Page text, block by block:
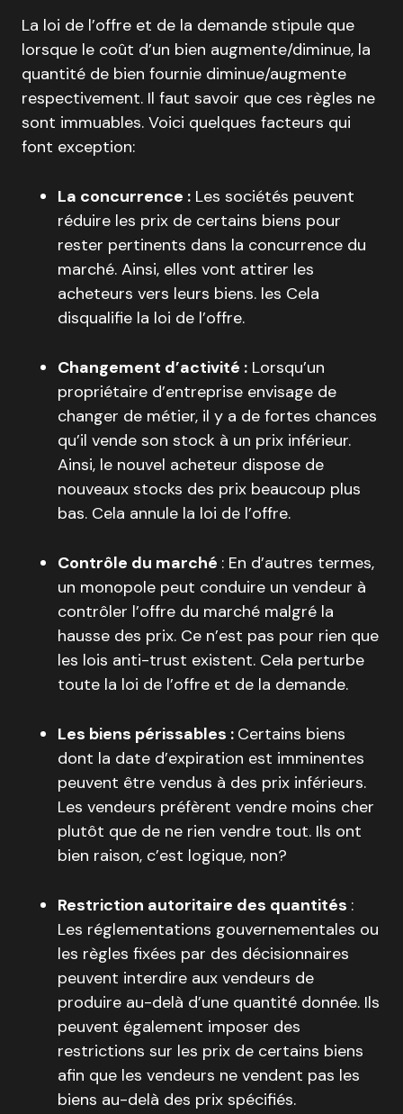
La loi de l’offre et de la demande stipule que
lorsque le coût d’un bien augmente/diminue, la
quantité de bien fournie diminue/augmente
respectivement. Il faut savoir que ces règles ne
sont immuables. Voici quelques facteurs qui
font exception:
La concurrence : Les sociétés peuvent
réduire les prix de certains biens pour
rester pertinents dans la concurrence du
marché. Ainsi, elles vont attirer les
acheteurs vers leurs biens. les Cela
disqualifie la loi de l’offre.
Changement d’activité : Lorsqu’un
propriétaire d’entreprise envisage de
changer de métier, il y a de fortes chances
qu’il vende son stock à un prix inférieur.
Ainsi, le nouvel acheteur dispose de
nouveaux stocks des prix beaucoup plus
bas. Cela annule la loi de l’offre.
Contrôle du marché : En d’autres termes,
un monopole peut conduire un vendeur à
contrôler l’offre du marché malgré la
hausse des prix. Ce n’est pas pour rien que
les lois anti-trust existent. Cela perturbe
toute la loi de l’offre et de la demande.
Les biens périssables : Certains biens
dont la date d’expiration est imminentes
peuvent être vendus à des prix inférieurs.
Les vendeurs préfèrent vendre moins cher
plutôt que de ne rien vendre tout. Ils ont
bien raison, c’est logique, non?
Restriction autoritaire des quantités :
Les réglementations gouvernementales ou
les règles fixées par des décisionnaires
peuvent interdire aux vendeurs de
produire au-delà d’une quantité donnée. Ils
peuvent également imposer des
restrictions sur les prix de certains biens
afin que les vendeurs ne vendent pas les
biens au-delà des prix spécifiés.